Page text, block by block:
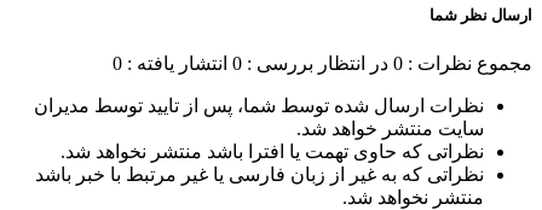
ارسال نظر شما
مجموع نظرات : 0 در انتظار بررسی : 0 انتشار یافته : 0
نظرات ارسال شده توسط شما، پس از تایید توسط مدیران
سایت منتشر خواهد شد.
نظراتی که حاوی تهمت یا افترا باشد منتشر نخواهد شد.
نظراتی که به غیر از زبان فارسی یا غیر مرتبط با خبر باشد
منتشر نخواهد شد.